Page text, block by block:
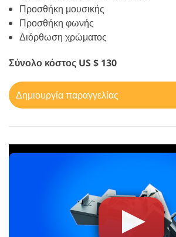
Προσθήκη μουσικής
Προσθήκη φωνής
Διόρθωση χρώματος
Σύνολο κόστος US $ 130
Δημιουργία παραγγελίας